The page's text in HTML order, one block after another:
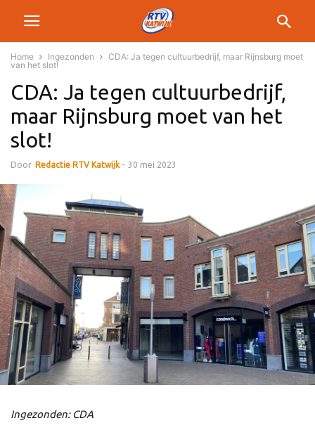
Home Ingezonden
CDA: Ja tegen cultuurbedrijf, maar Rijnsburg moet
van het slot!
CDA: Ja tegen cultuurbedrijf,
maar Rijnsburg moet van het
slot!
Door Redactie RTV Katwijk - 30 mei 2023
Ingezonden: CDA